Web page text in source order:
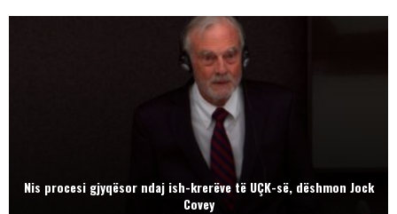
Nis procesi gjyqësor ndaj ish-krerëve të UÇK-së, dëshmon Jock
Covey